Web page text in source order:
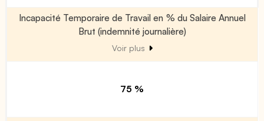
Incapacité Temporaire de Travail en % du Salaire Annuel
Brut (indemnité journalière)
Voir plus
75 %